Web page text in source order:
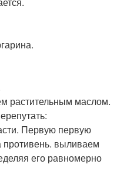
растительным маслом.
Первую первую
выливаем
его равномерно